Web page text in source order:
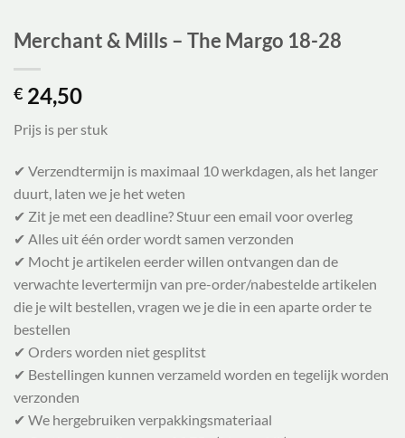
Merchant & Mills – The Margo 18-28
€ 24,50
Prijs is per stuk
✔ Verzendtermijn is maximaal 10 werkdagen, als het langer
duurt, laten we je het weten
✔ Zit je met een deadline? Stuur een email voor overleg
✔ Alles uit één order wordt samen verzonden
✔ Mocht je artikelen eerder willen ontvangen dan de
verwachte levertermijn van pre-order/nabestelde artikelen
die je wilt bestellen, vragen we je die in een aparte order te
bestellen
✔ Orders worden niet gesplitst
✔ Bestellingen kunnen verzameld worden en tegelijk worden
verzonden
✔ We hergebruiken verpakkingsmateriaal